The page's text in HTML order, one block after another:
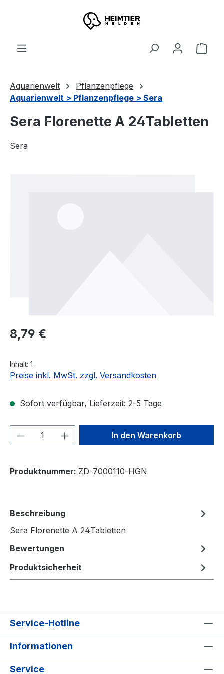
Zum Hauptinhalt springen
Aquarienwelt
Pflanzenpflege
Aquarienwelt > Pflanzenpflege > Sera
Sera Florenette A 24Tabletten
Sera
Regulärer Preis:
8,79 €
Inhalt: 1
Preise inkl. MwSt. zzgl. Versandkosten
Sofort verfügbar, Lieferzeit: 2-5 Tage
Produkt Anzahl: Gib denIn den Warenkorb
Produktnummer: ZD-7000110-HGN
Beschreibung
Sera Florenette A 24Tabletten
Bewertungen
Produktsicherheit
Service-Hotline
Informationen
Service